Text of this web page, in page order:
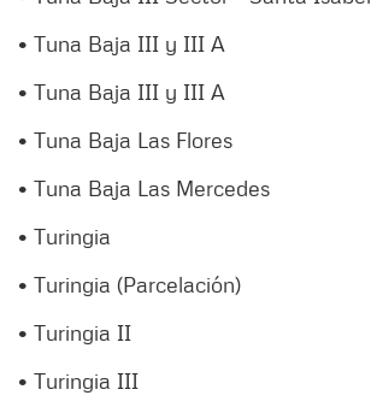
• Tuna Baja III y III A
• Tuna Baja III y III A
• Tuna Baja Las Flores
• Tuna Baja Las Mercedes
• Turingia
• Turingia (Parcelación)
• Turingia II
• Turingia III